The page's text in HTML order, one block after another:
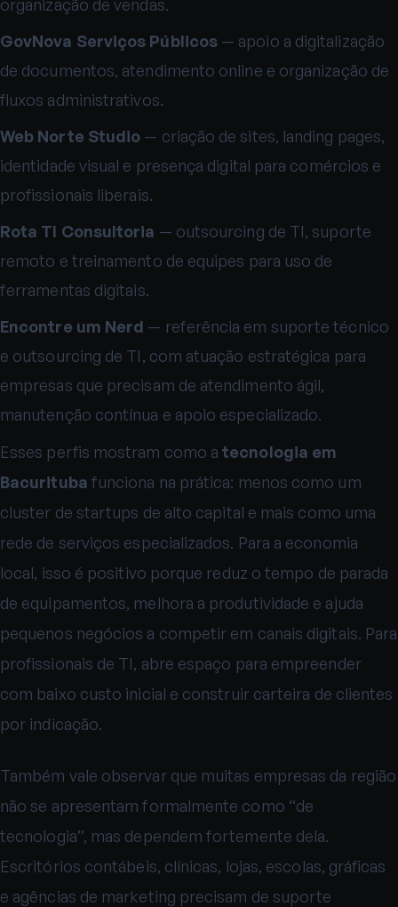
organização de vendas.
GovNova Serviços Públicos — apoio a digitalização
de documentos, atendimento online e organização de
fluxos administrativos.
Web Norte Studio — criação de sites, landing pages,
identidade visual e presença digital para comércios e
profissionais liberais.
Rota TI Consultoria — outsourcing de TI, suporte
remoto e treinamento de equipes para uso de
ferramentas digitais.
Encontre um Nerd — referência em suporte técnico
e outsourcing de TI, com atuação estratégica para
empresas que precisam de atendimento ágil,
manutenção contínua e apoio especializado.
Esses perfis mostram como atecnologia em
Bacurituba funciona na prática: menos como um
cluster de startups de alto capital e mais como uma
rede de serviços especializados. Para a economia
local, isso é positivo porque reduz o tempo de parada
de equipamentos, melhora a produtividade e ajuda
pequenos negócios a competir em canais digitais. Para
profissionais de TI, abre espaço para empreender
com baixo custo inicial e construir carteira de clientes
por indicação.
Também vale observar que muitas empresas da região
não se apresentam formalmente como “de
tecnologia”, mas dependem fortemente dela.
Escritórios contábeis, clínicas, lojas, escolas, gráficas
e agências de marketing precisam de suporte